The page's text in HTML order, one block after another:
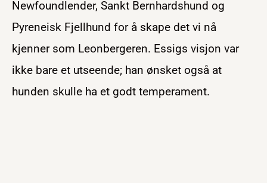
Newfoundlender, Sankt Bernhardshund og
Pyreneisk Fjellhund for å skape det vi nå
kjenner som Leonbergeren. Essigs visjon var
ikke bare et utseende; han ønsket også at
hunden skulle ha et godt temperament.